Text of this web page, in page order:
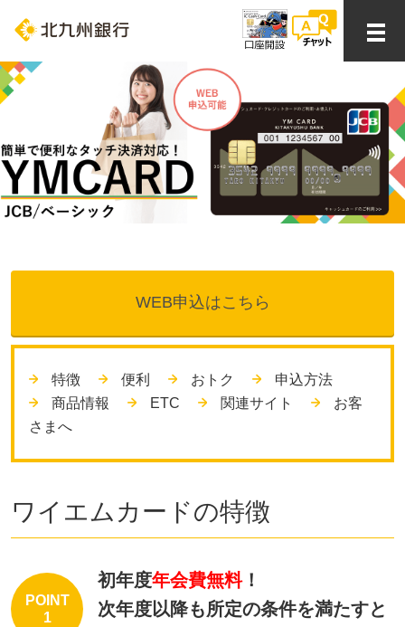
WEB申込はこちら
特徴 便利 おトク
申込方法
商品情報
ETC 関連サイト
お客
さまへ
ワイエムカードの特徴
POINT
1
初年度年会費無料！
次年度以降も所定の条件を満たすと